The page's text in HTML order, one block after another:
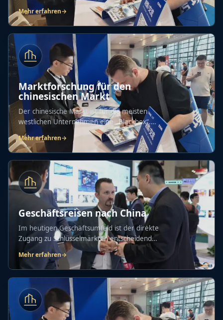
Risiken...
Mehr erfahren→
Marktforschung für den
chinesischen Markt
Der chinesische Markt ist für die meisten
westlichen Unternehmen eine „Blackbox“.
Hier...
Mehr erfahren→
Geschäftsreisen nach China
Im heutigen Geschäftsumfeld ist der direkte
Zugang zu Schlüsselmärkten entscheidend
Mehr erfahren→